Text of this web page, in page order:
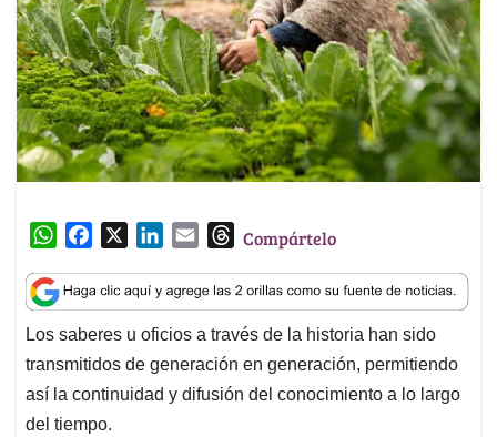
W
a
t
s
A
p
p
c
e
b
o
o
k
n
k
e
d
a
i
l
T
r
e
a
d
s
Compártelo
Los saberes u oficios a través de la historia han sido
transmitidos de generación en generación, permitiendo
así la continuidad y difusión del conocimiento a lo largo
del tiempo.